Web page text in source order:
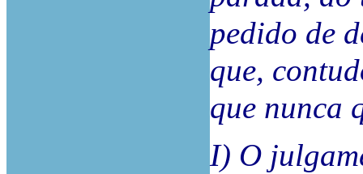
pedido de
que,
que nunca
I) O